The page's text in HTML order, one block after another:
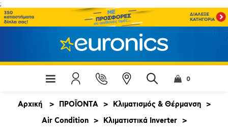
;
0
Αρχική > ΠΡΟΪΟΝΤΑ > Κλιματισμός & Θέρμανση >
Air Condition > Κλιματιστικά Inverter >